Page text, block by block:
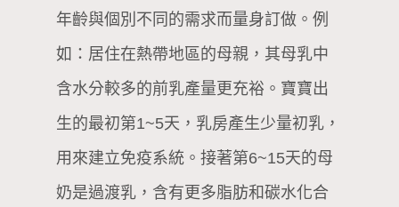
年齡與個別不同的需求而量身訂做。例
如：居住在熱帶地區的母親，其母乳中
含水分較多的前乳產量更充裕。寶寶出
生的最初第1~5天，乳房產生少量初乳，
用來建立免疫系統。接著第6~15天的母
奶是過渡乳，含有更多脂肪和碳水化合